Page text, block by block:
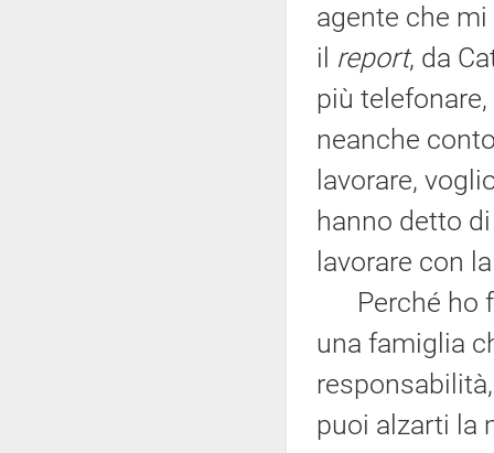
agente che
il report, da
più
neanche
lavorare,
hanno detto
lavorare con
Perché ho
una famiglia
puoi alzarti la